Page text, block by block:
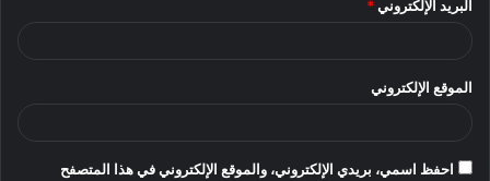
البريد الإلكتروني *
الموقع الإلكتروني
احفظ اسمي، بريدي الإلكتروني، والموقع الإلكتروني في هذا المتصفح